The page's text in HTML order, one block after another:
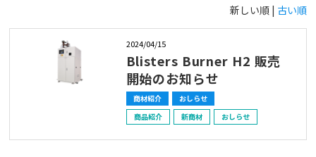
新しい順 | 古い順
2024/04/15
Blisters Burner H2 販売
開始のお知らせ
商材紹介
おしらせ
商品紹介
新商材 おしらせ